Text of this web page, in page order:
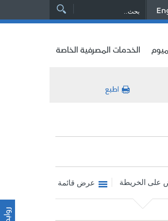
الخدمات المصرفية الخاصة
على الخريطة عرض قائمة